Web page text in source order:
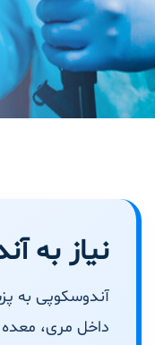
نیاز به
آندوسکوپی به
داخل مری، معده